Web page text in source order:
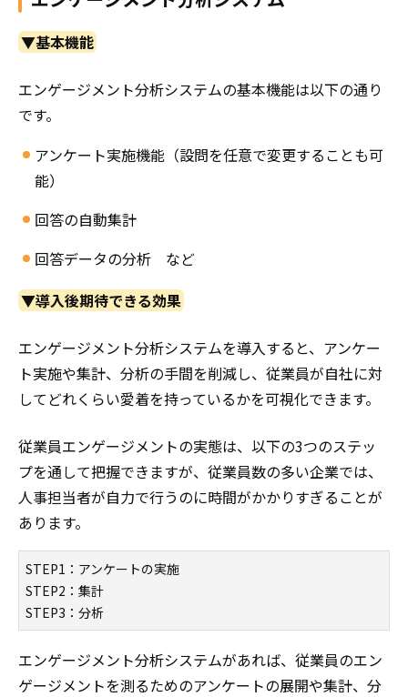
▼基本機能
エンゲージメント分析システムの基本機能は以下の通り
です。
アンケート実施機能（設問を任意で変更することも可
能）
回答の自動集計
回答データの分析 など
▼導入後期待できる効果
エンゲージメント分析システムを導入すると、アンケー
ト実施や集計、分析の手間を削減し、従業員が自社に対
してどれくらい愛着を持っているかを可視化できます。
従業員エンゲージメントの実態は、以下の3つのステッ
プを通して把握できますが、従業員数の多い企業では、
人事担当者が自力で行うのに時間がかかりすぎることが
あります。
STEP1：アンケートの実施
STEP2：集計
STEP3：分析
エンゲージメント分析システムがあれば、従業員のエン
ゲージメントを測るためのアンケートの展開や集計、分